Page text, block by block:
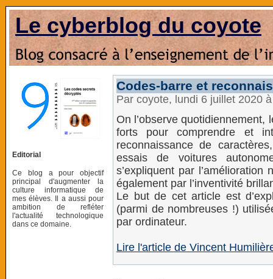
Le cyberblog du coyote
Editorial
Ce blog a pour objectif
principal d'augmenter la
culture informatique de
mes élèves. Il a aussi pour
ambition de refléter
l'actualité technologique
dans ce domaine.
Codes-barre et
Par coyote, lundi 6 juillet 2020
On l’observe
forts pour comprendre et
reconnaissance de
essais de voitures
s’expliquent par
également par l’inventivité
Le but de cet article est
(parmi de nombreuses !)
par ordinateur.
Lire l'article de Vincent